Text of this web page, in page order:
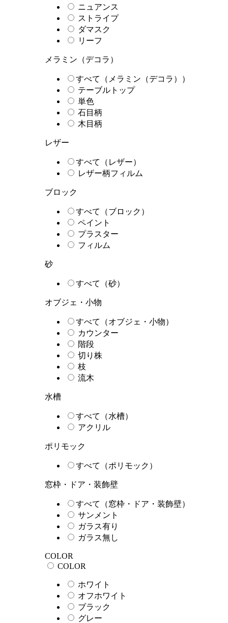
ニュアンス
ストライプ
ダマスク
リーフ
メラミン（デコラ）
すべて（メラミン（デコラ））
テーブルトップ
単色
石目柄
木目柄
レザー
すべて（レザー）
レザー柄フィルム
ブロック
すべて（ブロック）
ペイント
プラスター
フィルム
砂
すべて（砂）
オブジェ・小物
すべて（オブジェ・小物）
カウンター
階段
切り株
枝
流木
水槽
すべて（水槽）
アクリル
ポリモック
すべて（ポリモック）
窓枠・ドア・装飾壁
すべて（窓枠・ドア・装飾壁）
サンメント
ガラス有り
ガラス無し
COLOR
COLOR
ホワイト
オフホワイト
ブラック
グレー